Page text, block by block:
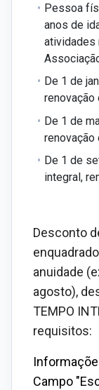
Pessoa
anos de
atividades
De 1 de
renovação
De 1 de
renovação
De 1 de
integral,
Desconto
anuidade
agosto),
TEMPO
requisitos:
Campo